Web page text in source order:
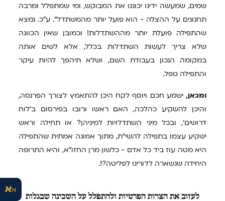
אא
שמים, שמעשה ידינו יכוננו את המבוקש, ומי שמתפלל ומרבה
תחנונים על ההצלה - הוא פועל יותר מהמשתדל". ע"כ. נמצא
שהתפילה פועלת יותר מההשתדלות! וכמובן שאין הכוונה
שלא צריך לעשות השתדלות בכלל, אלא לשים אותה
במקומה הנכון בעבודת השם, ושלא תיהפך להיות עיקר
והתפילה טפל.
ומכאן, ישמע חכם ויוסף לקח היכן להתאמץ לצורך הפרנסה,
והיכן להשקיע כהלכה, האם ראשו ורובו בפירסום ב'לוח
דרושים', ובכל מיני השתדלויות למיניהן? או תחילה וראש
ישקיע עצמו בתפילה להשי"ת, מתוך אמונה אמתית שהתפילה
היא מטה עוז ביד כל אדם - כלשון מרן החזו"א, והיא התרופה
היחידה שנשארה לדורינו לפליטה?!.
לעזוב את הצרות הפרטיות ולהתפלל על השכינה שבגלות